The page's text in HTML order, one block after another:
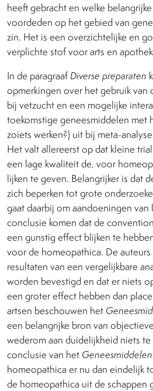
heeft gebracht en welke
voordeden op het gebied van
zin. Het is een overzichtelijke en
verplichte stof voor arts en
In de paragraafDiverse preparaten
opmerkingen over het gebruik van
bij vetzucht en een mogelijke
toekomstige geneesmiddelen met
zoiets werken?) uit bij meta-
Het valt allereerst op dat kleine
een lage kwaliteit de, voor
lijken te geven. Belangrijker is dat
zich beperken tot grote
gaat daarbij om aandoeningen
conclusie komen dat de
een gunstig effect blijken te
voor de homeopathica. De
resultaten van een vergelijkbare
worden bevestigd en dat er niets
een groter effect hebben dan
artsen beschouwen het
een belangrijke bron van
wederom aan duidelijkheid niets
conclusie van het
homeopathica er nu dan eindelijk
de homeopathica uit de schappen